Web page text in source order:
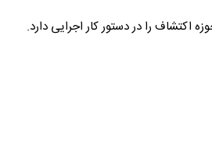
اکتشاف را در دستور کار اجرایی دارد.